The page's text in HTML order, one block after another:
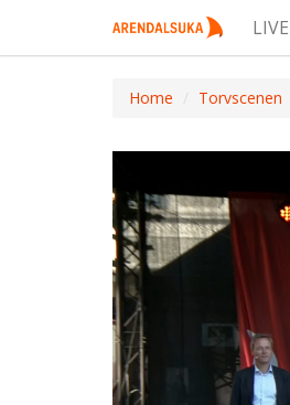
LIVE
Home Torvscenen